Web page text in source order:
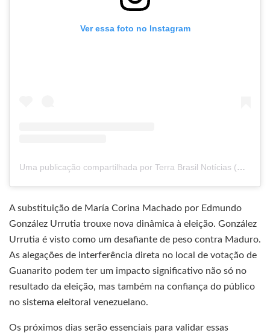
Ver essa foto no Instagram
Uma publicação compartilhada por Terra Brasil Notícias (@terrabrasilnoticias1)
A substituição de María Corina Machado por Edmundo
González Urrutia trouxe nova dinâmica à eleição. González
Urrutia é visto como um desafiante de peso contra Maduro.
As alegações de interferência direta no local de votação de
Guanarito podem ter um impacto significativo não só no
resultado da eleição, mas também na confiança do público
no sistema eleitoral venezuelano.
Os próximos dias serão essenciais para validar essas